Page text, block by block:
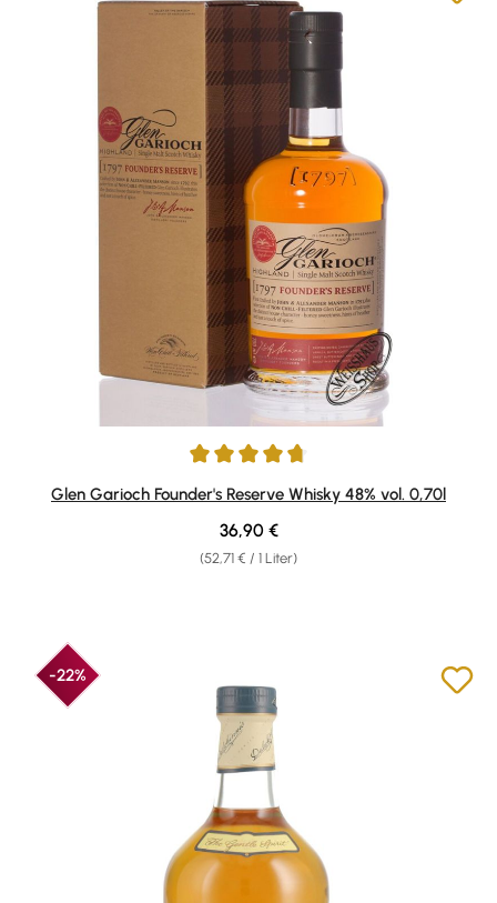
Durchschnittliche Bewertung von 4.67 von 5 Sternen
Glen Garioch Founder's Reserve Whisky 48% vol. 0,70l
(52,71 € / 1 Liter)
Regulärer Preis:
36,90 €
-22%